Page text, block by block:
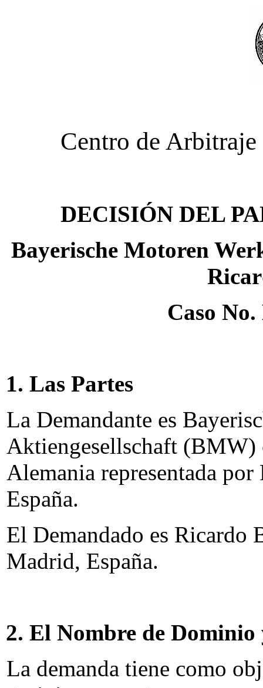
Centro de
DECISIÓN DEL
Bayerische Motoren
Caso
1. Las Partes
La Demandante es
Aktiengesellschaft
Alemania representada
España.
El Demandado es
Madrid, España.
2. El Nombre de
La demanda tiene como